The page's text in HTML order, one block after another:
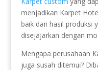
menjadikan Karpet
baik dan hasil produksi
disejajarkan dengan
Mengapa perusahaan
juga susah ditemui?